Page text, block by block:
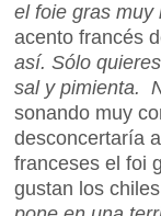
el foie gras muy
acento francés
así. Sólo
sal y pimienta.
sonando muy
desconcertaría
franceses el foi
gustan los